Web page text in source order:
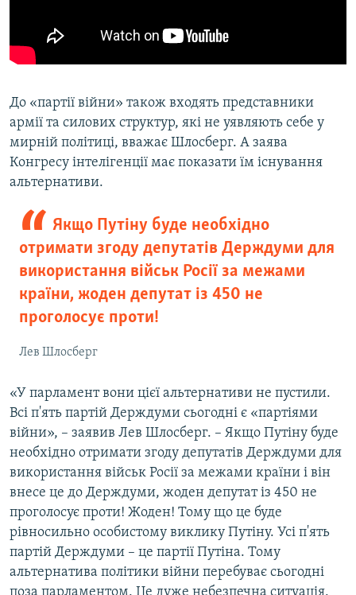
До «партії війни» також входять представники
армії та силових структур, які не уявляють себе у
мирній політиці, вважає Шлосберг. А заява
Конгресу інтелігенції має показати їм існування
альтернативи.
Якщо Путіну буде необхідно
отримати згоду депутатів Держдуми для
використання військ Росії за межами
країни, жоден депутат із 450 не
проголосує проти!
Лев Шлосберг
«У парламент вони цієї альтернативи не пустили.
Всі п'ять партій Держдуми сьогодні є «партіями
війни», – заявив Лев Шлосберг. – Якщо Путіну буде
необхідно отримати згоду депутатів Держдуми для
використання військ Росії за межами країни і він
внесе це до Держдуми, жоден депутат із 450 не
проголосує проти! Жоден! Тому що це буде
рівносильно особистому виклику Путіну. Усі п'ять
партій Держдуми – це партії Путіна. Тому
альтернатива політики війни перебуває сьогодні